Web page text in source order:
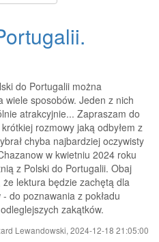
do Portugalii można
wiele sposobów. Jeden z nich
atrakcyjnie... Zapraszam do
rozmowy jaką odbyłem z
chyba najbardziej oczywisty
w kwietniu 2024 roku
z Polski do Portugalii. Obaj
że lektura będzie zachętą dla
do poznawania z pokładu
zakątków.
Lewandowski, 2024-12-18 21:05:00